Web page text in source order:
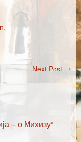
.
Next Post →
– о Михизу“